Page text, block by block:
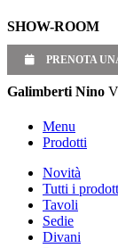
SHOW-ROOM
PRENOTA
Galimberti Nino
Menu
Prodotti
Novità
Tutti i
Tavoli
Sedie
Divani